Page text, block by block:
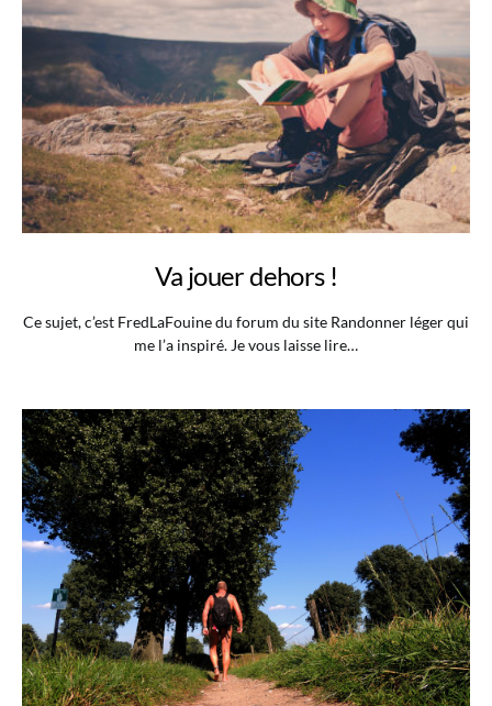
Va jouer dehors !
Ce sujet, c’est FredLaFouine du forum du site Randonner léger qui
me l’a inspiré. Je vous laisse lire…